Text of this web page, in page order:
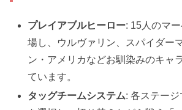
プレイアブルヒーロー: 15人のマ
場し、ウルヴァリン、スパイダー
ン・アメリカなどお馴染みのキャ
ています。
タッグチームシステム: 各ステー